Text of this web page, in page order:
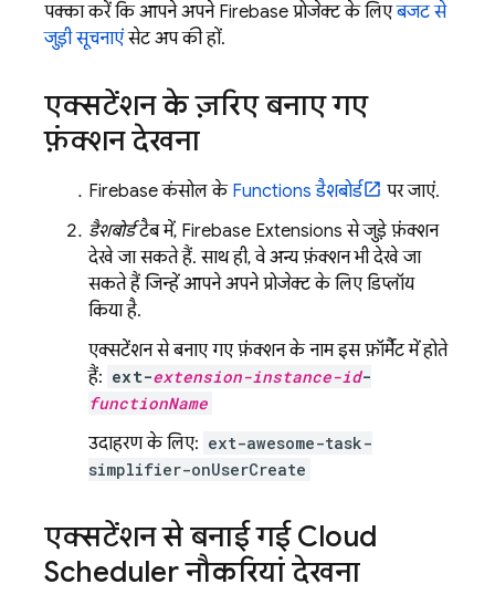
पक्का करें कि आपने अपने Firebase प्रोजेक्ट के लिएबजट से
जुड़ी सूचनाएंसेट अप की हों.
एक्सटेंशन के ज़रिए बनाए गए
फ़ंक्शन देखना
Firebaseकंसोल के Functions डैशबोर्ड
पर जाएं.
डैशबोर्डटैब में, Firebase Extensions से जुड़े फ़ंक्शन
देखे जा सकते हैं. साथ ही, वे अन्य फ़ंक्शन भी देखे जा
सकते हैं जिन्हें आपने अपने प्रोजेक्ट के लिए डिप्लॉय
किया है.
एक्सटेंशन से बनाए गए फ़ंक्शन के नाम इस फ़ॉर्मैट में होते
हैं: ext-extension-instance-id-
functionName
उदाहरण के लिए: ext-awesome-task-
simplifier-onUserCreate
एक्सटेंशन से बनाई गईCloud
Schedulerनौकरियां देखना